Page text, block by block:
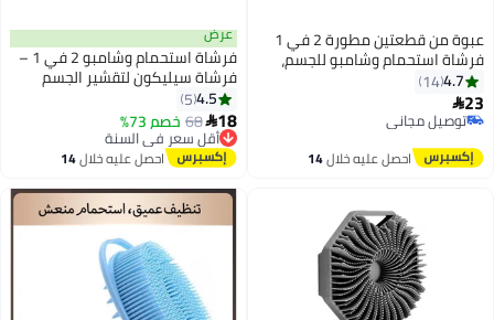
عبوة من قطعتين مطورة 2 في 1
للجسم،
للاستخدام
فاخرة،
وجاف، مدلك
التنظيف (وردي
خلال14
عرض
فرشاة استحمام وشامبو 2 في 1 –
فرشاة سيليكون لتقشير الجسم
وتدليك فروة الرأس، سريعة الجفاف
أقل سعر في السنة
أقل سعر في السنة
احصل عليه خلال14
اغسطس